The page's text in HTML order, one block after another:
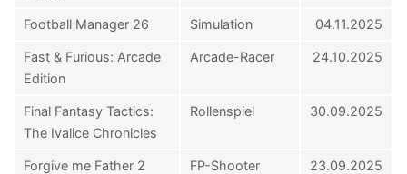
Football Manager 26 Simulation 04.11.2025
Fast & Furious: Arcade
Edition
Arcade-Racer 24.10.2025
Final Fantasy Tactics:
The Ivalice Chronicles
Rollenspiel 30.09.2025
Forgive me Father 2 FP-Shooter 23.09.2025